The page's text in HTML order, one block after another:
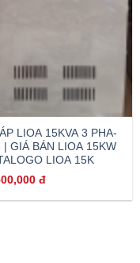
LIOA 15KVA 3 PHA-
| GIÁ BÁN LIOA 15KW
LIOA 15K
đ